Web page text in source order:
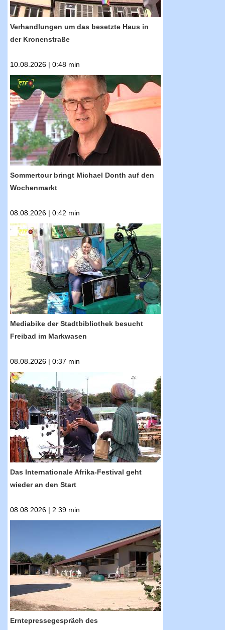
Verhandlungen um das besetzte Haus in
der Kronenstraße
10.08.2026 | 0:48 min
RTF.1-Nachrichten: Sommertour bringt
Michael Donth auf den Wochenmarkt
Sommertour bringt Michael Donth auf den
Wochenmarkt
08.08.2026 | 0:42 min
RTF.1-Nachrichten: Mediabike der
Stadtbibliothek besucht Freibad im
Markwasen
Mediabike der Stadtbibliothek besucht
Freibad im Markwasen
08.08.2026 | 0:37 min
RTF.1-Nachrichten: Das Internationale Afrika-
Festival geht wieder an den Start
Das Internationale Afrika-Festival geht
wieder an den Start
08.08.2026 | 2:39 min
RTF.1-Nachrichten: Erntepressegespräch des
Kreisbauernverbands Reutlingen
Erntepressegespräch des